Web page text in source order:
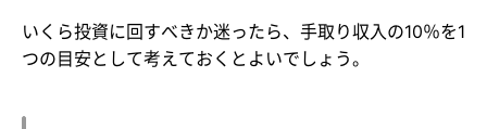
いくら投資に回すべきか迷ったら、手取り収入の10％を1
つの目安として考えておくとよいでしょう。